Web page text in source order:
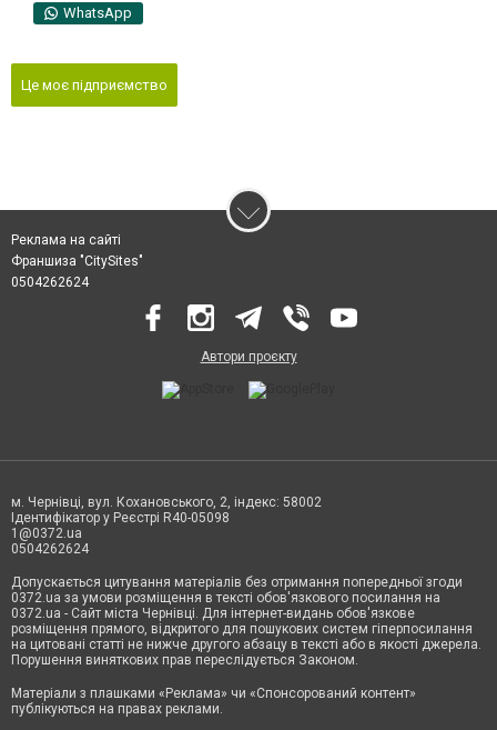
WhatsApp
Це моє підприємство
Реклама на сайті
Франшиза "CitySites"
0504262624
Автори проєкту
м. Чернівці, вул. Кохановського, 2, індекс: 58002
Ідентифікатор у Реєстрі R40-05098
1@0372.ua
0504262624
Допускається цитування матеріалів без отримання попередньої згоди
0372.ua за умови розміщення в тексті обов'язкового посилання на
0372.ua - Сайт міста Чернівці. Для інтернет-видань обов'язкове
розміщення прямого, відкритого для пошукових систем гіперпосилання
на цитовані статті не нижче другого абзацу в тексті або в якості джерела.
Порушення виняткових прав переслідується Законом.
Матеріали з плашками «Реклама» чи «Спонсорований контент»
публікуються на правах реклами.